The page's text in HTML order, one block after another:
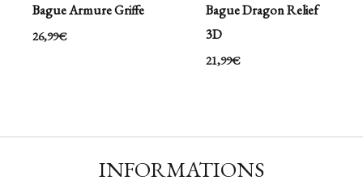
Bague Armure Griffe
26,99€
Bague Dragon Relief
3D
21,99€
INFORMATIONS